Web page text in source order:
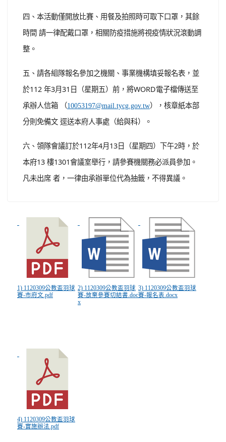
四、本活動僅開放比賽、用餐及拍照時可取下口罩，其餘
時間 請一律配戴口罩，相關防疫措施將視疫情狀況滾動調
整。
五、請各組隊報名參加之機關、事業機構填妥報名表，並
於112 年3月31日（星期五）前，將WORD電子檔傳送至
承辦人信箱 （10053197@mail.tycg.gov.tw），核章紙本部
分則免備文 逕送本府人事處（給與科）。
六、領隊會議訂於112年4月13日（星期四）下午2時，於
本府13 樓1301會議室舉行，請參賽機關務必派員參加。
凡未出席 者，一律由承辦單位代為抽籤，不得異議。
1) 1120309公教盃羽球
賽-市府文.pdf
2) 1120309公教盃羽球
賽-放棄參賽切結書.doc
x
3) 1120309公教盃羽球
賽-報名表.docx
4) 1120309公教盃羽球
賽-實施辦法.pdf